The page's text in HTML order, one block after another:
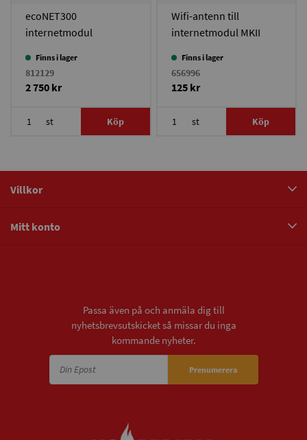
ecoNET300
internetmodul
Finns i lager
812129
2 750 kr
st Köp
Wifi-antenn till
internetmodul MKII
Finns i lager
656996
125 kr
st Köp
Villkor
Mitt konto
Passa även på och anmäla dig till
nyhetsbrevsutskicket så missar du inga
kommande nyheter.
Prenumerera